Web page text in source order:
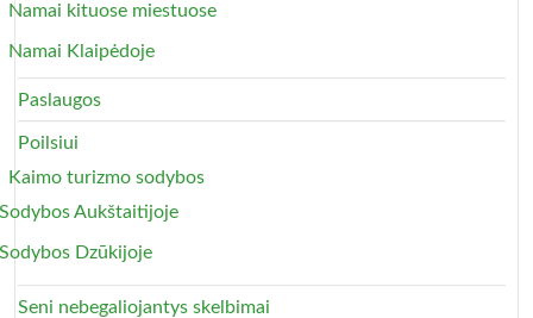
Namai kituose miestuose
Namai Klaipėdoje
Paslaugos
Poilsiui
Kaimo turizmo sodybos
Sodybos Aukštaitijoje
Sodybos Dzūkijoje
Seni nebegaliojantys skelbimai